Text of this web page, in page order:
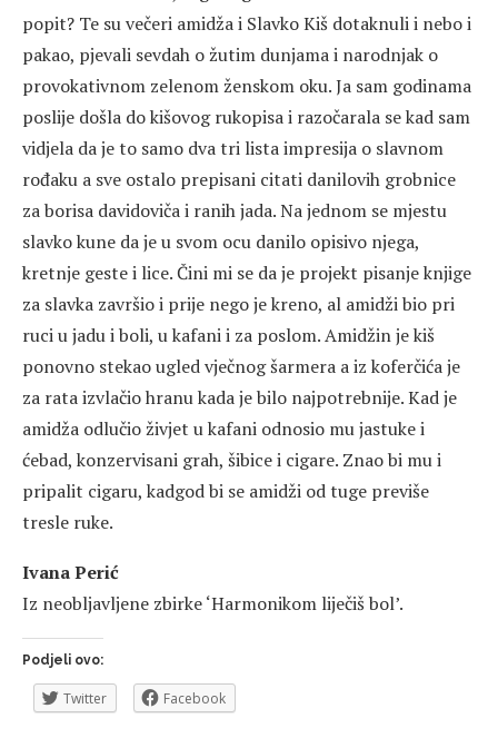
popit? Te su večeri amidža i Slavko Kiš dotaknuli i nebo i
pakao, pjevali sevdah o žutim dunjama i narodnjak o
provokativnom zelenom ženskom oku. Ja sam godinama
poslije došla do kišovog rukopisa i razočarala se kad sam
vidjela da je to samo dva tri lista impresija o slavnom
rođaku a sve ostalo prepisani citati danilovih grobnice
za borisa davidoviča i ranih jada. Na jednom se mjestu
slavko kune da je u svom ocu danilo opisivo njega,
kretnje geste i lice. Čini mi se da je projekt pisanje knjige
za slavka završio i prije nego je kreno, al amidži bio pri
ruci u jadu i boli, u kafani i za poslom. Amidžin je kiš
ponovno stekao ugled vječnog šarmera a iz koferčića je
za rata izvlačio hranu kada je bilo najpotrebnije. Kad je
amidža odlučio živjet u kafani odnosio mu jastuke i
ćebad, konzervisani grah, šibice i cigare. Znao bi mu i
pripalit cigaru, kadgod bi se amidži od tuge previše
tresle ruke.
Ivana Perić
Iz neobljavljene zbirke ‘Harmonikom liječiš bol’.
Podjeli ovo:
Twitter Facebook